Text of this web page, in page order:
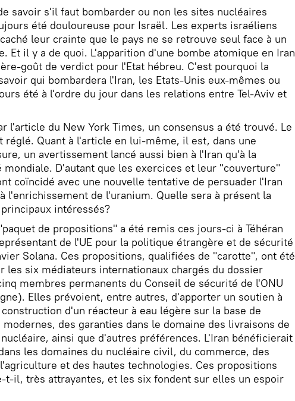
savoir s'il faut bombarder ou non les sites nucléaires
été douloureuse pour Israël. Les experts israéliens
leur crainte que le pays ne se retrouve seul face à un
Et il y a de quoi. L'apparition d'une bombe atomique en Iran
goût de verdict pour l'Etat hébreu. C'est pourquoi la
qui bombardera l'Iran, les Etats-Unis eux-mêmes ou
été à l'ordre du jour dans les relations entre Tel-Aviv et
l'article du New York Times, un consensus a été trouvé. Le
réglé. Quant à l'article en lui-même, il est, dans une
un avertissement lancé aussi bien à l'Iran qu'à la
mondiale. D'autant que les exercices et leur "couverture"
coïncidé avec une nouvelle tentative de persuader l'Iran
l'enrichissement de l'uranium. Quelle sera à présent la
intéressés?
de propositions" a été remis ces jours-ci à Téhéran
de l'UE pour la politique étrangère et de sécurité
Solana. Ces propositions, qualifiées de "carotte", ont été
les six médiateurs internationaux chargés du dossier
membres permanents du Conseil de sécurité de l'ONU
Elles prévoient, entre autres, d'apporter un soutien à
d'un réacteur à eau légère sur la base de
des garanties dans le domaine des livraisons de
ainsi que d'autres préférences. L'Iran bénéficierait
les domaines du nucléaire civil, du commerce, des
et des hautes technologies. Ces propositions
t-il, très attrayantes, et les six fondent sur elles un espoir